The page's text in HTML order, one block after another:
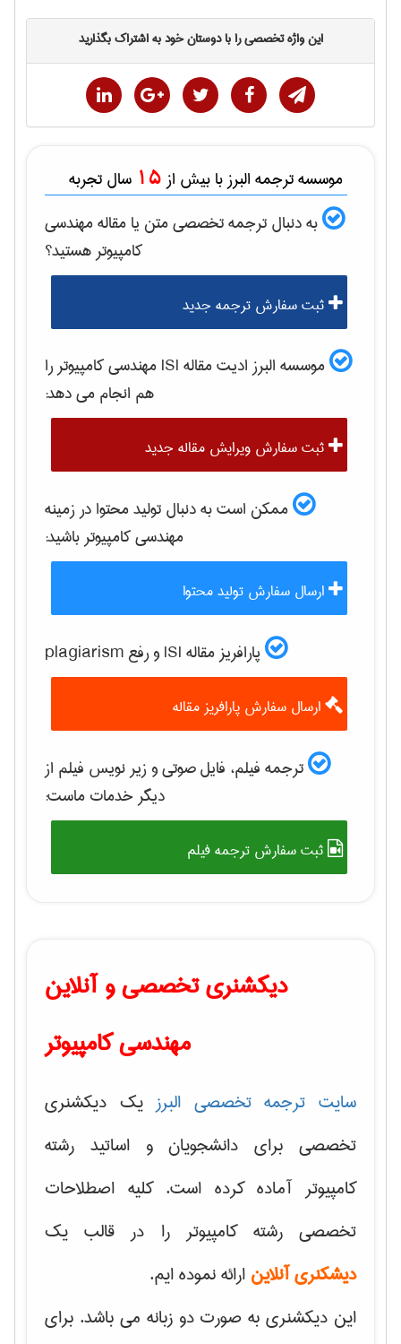
این واژه تخصصی را با دوستان خود به اشتراک بگذارید
موسسه ترجمه البرز با بیش از 15 سال تجربه
به دنبال ترجمه تخصصی متن یا مقالهمهندسی
كامپيوترهستید؟
ثبت سفارش ترجمه جدید
موسسه البرز ادیت مقاله ISI مهندسی كامپيوتررا
هم انجام می دهد:
ثبت سفارش ویرایش مقاله جدید
ممکن است به دنبال تولید محتوا در زمینه
مهندسی كامپيوترباشید:
ارسال سفارش تولید محتوا
پارافریز مقاله ISI و رفع plagiarism
ارسال سفارش پارافریز مقاله
ترجمه فیلم، فایل صوتی و زیر نویس فیلم از
دیگر خدمات ماست:
ثبت سفارش ترجمه فیلم
دیکشنری تخصصی و آنلاین
مهندسی کامپیوتر
سایت ترجمه تخصصی البرزیک دیکشنری
تخصصی برای دانشجویان و اساتید رشته
کامپیوتر آماده کرده است. کلیه اصطلاحات
تخصصی رشته کامپیوتر را در قالب یک
دیشکنری آنلاین ارائه نموده ایم.
این دیکشنری به صورت دو زبانه می باشد. برای